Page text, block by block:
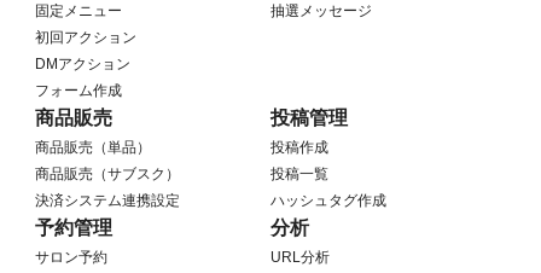
固定メニュー
初回アクション
DMアクション
フォーム作成
抽選メッセージ
商品販売
商品販売（単品）
商品販売（サブスク）
決済システム連携設定
投稿管理
投稿作成
投稿一覧
ハッシュタグ作成
予約管理
サロン予約
分析
URL分析